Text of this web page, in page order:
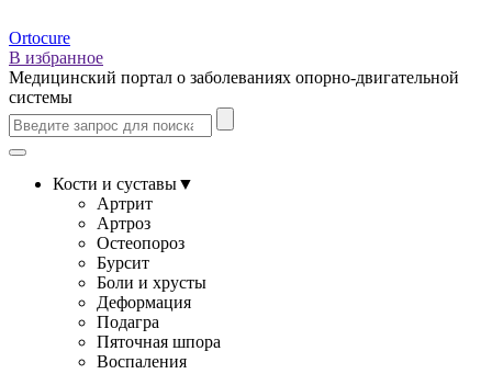
Ortocure
В избранное
Медицинский портал о заболеваниях опорно-двигательной
системы
Кости и суставы▼
Артрит
Артроз
Остеопороз
Бурсит
Боли и хрусты
Деформация
Подагра
Пяточная шпора
Воспаления